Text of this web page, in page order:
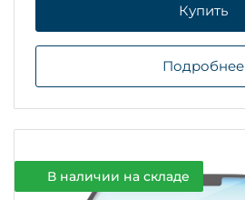
Купить
Подробнее
В наличии на складе